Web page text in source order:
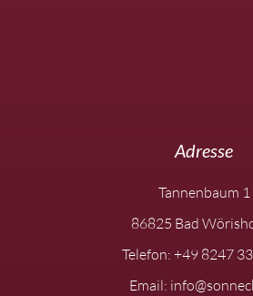
Adresse
Tannenbaum 1
86825 Bad
Telefon: +49 8247
Email: